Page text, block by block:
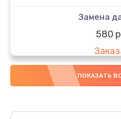
Замена
580
ПОКАЗАТЬ